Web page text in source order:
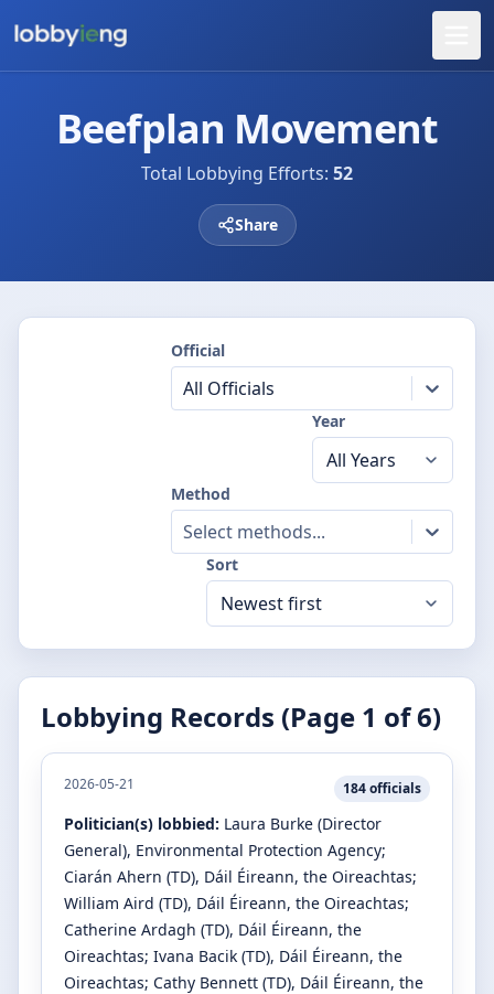
Beefplan Movement
Total Lobbying Efforts: 52
Share
Official
All Officials
Year
Method
Select methods...
Sort
Lobbying Records (Page 1 of6)
2026-05-21 184officials
Politician(s) lobbied: Laura Burke (Director
General), Environmental Protection Agency;
Ciarán Ahern (TD), Dáil Éireann, the Oireachtas;
William Aird (TD), Dáil Éireann, the Oireachtas;
Catherine Ardagh (TD), Dáil Éireann, the
Oireachtas; Ivana Bacik (TD), Dáil Éireann, the
Oireachtas; Cathy Bennett (TD), Dáil Éireann, the